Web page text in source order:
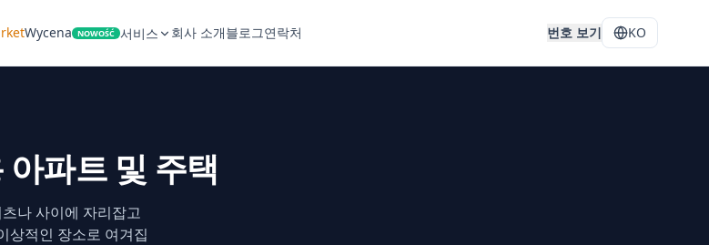
Wycena NOWOŚĆ 서비스 회사 소개블로그연락처 번호 보기 KO
파트 및 주택
나 사이에 자리잡고
상적인 장소로 여겨집